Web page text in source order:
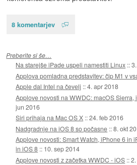
8 komentarjev
Preberite si še…
Na starejše iPade uspeli namestiti Linux ::
Applova pomladna predstavitev: čip M1 v
Apple dal Intel na čevelj ::4. apr 2018
Applove novosti na WWDC: macOS Sierra,
jun 2016
Siri prihaja na Mac OS X ::24. feb 2016
Nadgradnje na iOS 8 so počasne ::8. okt
Applove novosti: Smart Watch, iPhone 6 in
in iOS 8 :: 10. sep 2014
Applove novosti z začetka WWDC - iOS ::